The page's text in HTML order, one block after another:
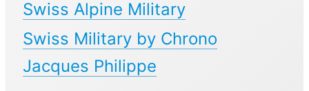
Swiss Alpine Military
Swiss Military by Chrono
Jacques Philippe